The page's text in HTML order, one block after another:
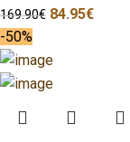
169.90€ 84.95€
-50%